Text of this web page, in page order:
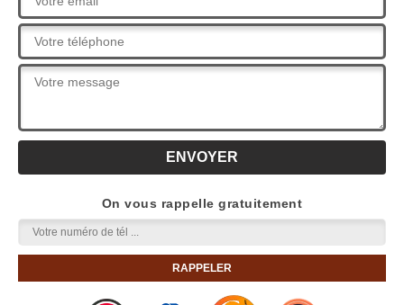
On vous rappelle gratuitement